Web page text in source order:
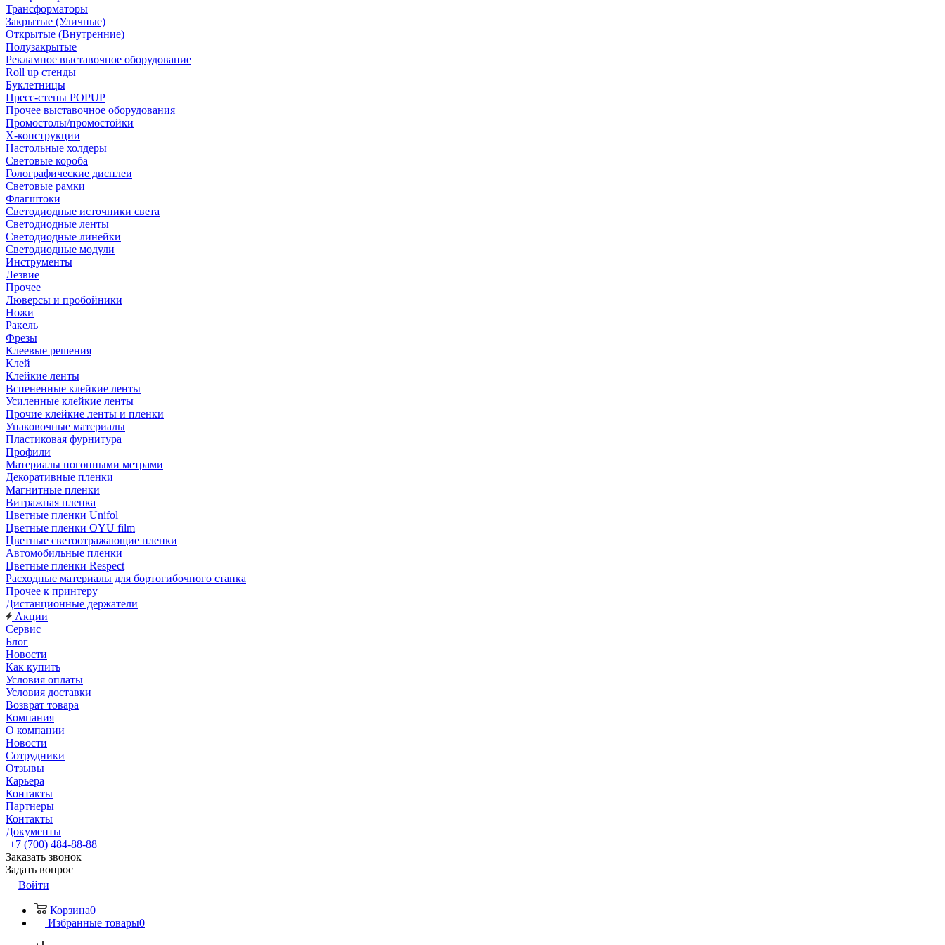
Трансформаторы
Закрытые (Уличные)
Открытые (Внутренние)
Полузакрытые
Рекламное выставочное оборудование
Roll up стенды
Буклетницы
Пресс-стены POPUP
Прочее выставочное оборудования
Промостолы/промостойки
Х-конструкции
Настольные холдеры
Световые короба
Голографические дисплеи
Световые рамки
Флагштоки
Светодиодные источники света
Светодиодные ленты
Светодиодные линейки
Светодиодные модули
Инструменты
Лезвие
Прочее
Люверсы и пробойники
Ножи
Ракель
Фрезы
Клеевые решения
Клей
Клейкие ленты
Вспененные клейкие ленты
Усиленные клейкие ленты
Прочие клейкие ленты и пленки
Упаковочные материалы
Пластиковая фурнитура
Профили
Материалы погонными метрами
Декоративные пленки
Магнитные пленки
Витражная пленка
Цветные пленки Unifol
Цветные пленки OYU film
Цветные светоотражающие пленки
Автомобильные пленки
Цветные пленки Respect
Расходные материалы для бортогибочного станка
Прочее к принтеру
Дистанционные держатели
Акции
Сервис
Блог
Новости
Как купить
Условия оплаты
Условия доставки
Возврат товара
Компания
О компании
Новости
Сотрудники
Отзывы
Карьера
Контакты
Партнеры
Контакты
Документы
+7 (700) 484-88-88
Заказать звонок
Задать вопрос
Войти
Корзина0
Избранные товары0